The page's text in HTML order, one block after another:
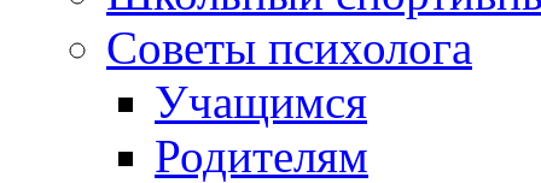
Советы психолога
Учащимся
Родителям